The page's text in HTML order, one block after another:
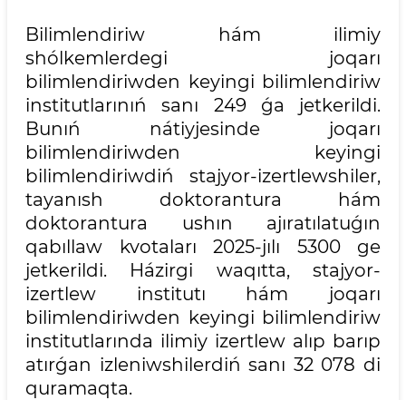
Bilimlendiriw hám ilimiy
shólkemlerdegi joqarı
bilimlendiriwden keyingi bilimlendiriw
institutlarınıń sanı 249 ǵa jetkerildi.
Bunıń nátiyjesinde joqarı
bilimlendiriwden keyingi
bilimlendiriwdiń stajyor-izertlewshiler,
tayanısh doktorantura hám
doktorantura ushın ajıratılatuǵın
qabıllaw kvotaları 2025-jılı 5300 ge
jetkerildi. Házirgi waqıtta, stajyor-
izertlew institutı hám joqarı
bilimlendiriwden keyingi bilimlendiriw
institutlarında ilimiy izertlew alıp barıp
atırǵan izleniwshilerdiń sanı 32 078 di
quramaqta.